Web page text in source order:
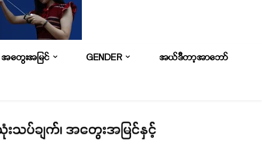
အတွေးအမြင် GENDER အယ်ဒီတာ့အာဘော်